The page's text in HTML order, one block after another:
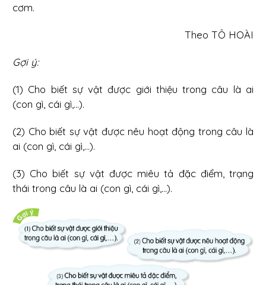
cơm.
Theo TÔ HOÀI
Gợi ý:
(1) Cho biết sự vật được giới thiệu trong câu là ai
(con gì, cái gì,...).
(2) Cho biết sự vật được nêu hoạt động trong câu là
ai (con gì, cái gì,...).
(3) Cho biết sự vật được miêu tả đặc điểm, trạng
thái trong câu là ai (con gì, cái gì,...).